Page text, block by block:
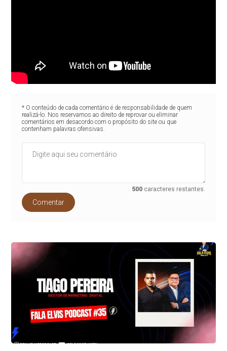
* O conteúdo de cada comentário é de responsabilidade de quem
realizá-lo. Nos reservamos ao direito de reprovar ou eliminar
comentários em desacordo com o propósito do site ou que
contenham palavras ofensivas.
500 caracteres restantes.
Comentar